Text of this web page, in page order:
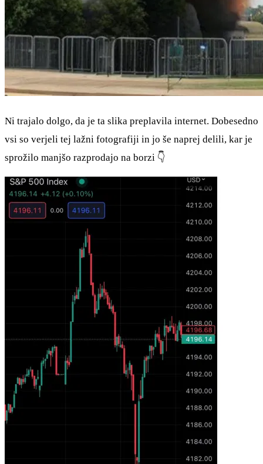
Ni trajalo dolgo, da je ta slika preplavila internet. Dobesedno
vsi so verjeli tej lažni fotografiji in jo še naprej delili, kar je
sprožilo manjšo razprodajo na borzi 👇